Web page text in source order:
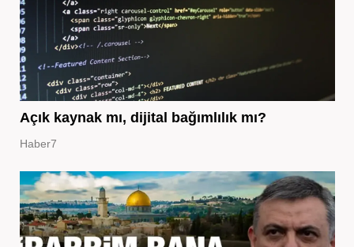
Açık kaynak mı, dijital bağımlılık mı?
Haber7